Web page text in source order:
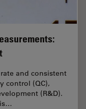
and consistent
control (QC),
(R&D).